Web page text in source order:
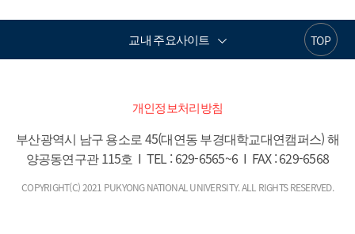
TOP
교내 주요사이트
개인정보처리방침
부산광역시 남구 용소로 45(대연동 부경대학교대연캠퍼스) 해
양공동연구관 115호  I  TEL : 629-6565~6  I  FAX : 629-6568
COPYRIGHT(C) 2021 PUKYONG NATIONAL UNIVERSITY. ALL RIGHTS RESERVED.